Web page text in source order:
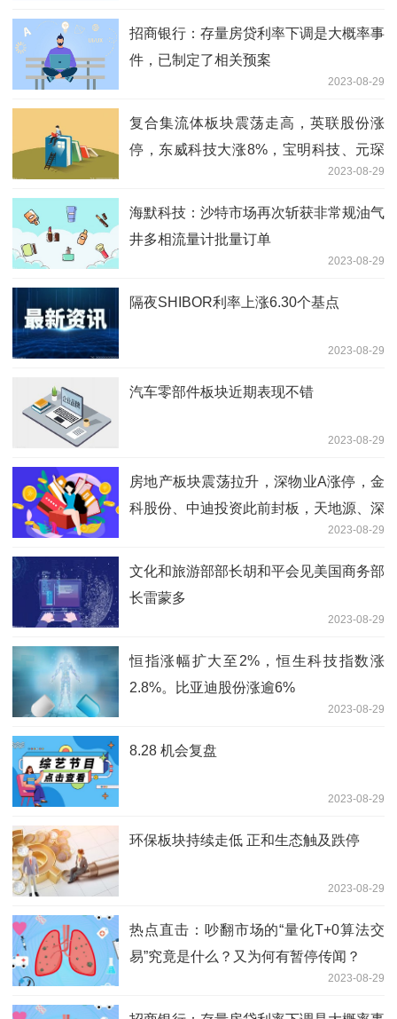
招商银行：存量房贷利率下调是大概率事
件，已制定了相关预案
2023-08-29
复合集流体板块震荡走高，英联股份涨
停，东威科技大涨8%，宝明科技、元琛
科技、方邦股份、沃格光电涨超5%2023-08-29
海默科技：沙特市场再次斩获非常规油气
井多相流量计批量订单
2023-08-29
隔夜SHIBOR利率上涨6.30个基点
2023-08-29
汽车零部件板块近期表现不错
2023-08-29
房地产板块震荡拉升，深物业A涨停，金
科股份、中迪投资此前封板，天地源、深
深房A、津滨发展、新黄浦等涨幅居前
2023-08-29
文化和旅游部部长胡和平会见美国商务部
长雷蒙多
2023-08-29
恒指涨幅扩大至2%，恒生科技指数涨
2.8%。比亚迪股份涨逾6%
2023-08-29
8.28 机会复盘
2023-08-29
环保板块持续走低 正和生态触及跌停
2023-08-29
热点直击：吵翻市场的“量化T+0算法交
易”究竟是什么？又为何有暂停传闻？
2023-08-29